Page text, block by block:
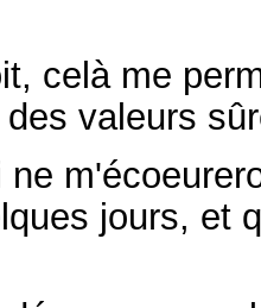
celà me
valeurs
ne
jours, et